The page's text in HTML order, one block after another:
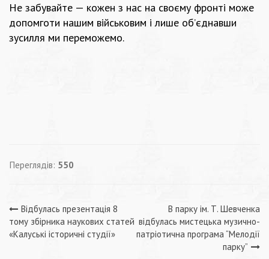
Не забувайте — кожен з нас на своєму фронті може
допомготи нашим військовим і лише об’єднавши
зусилля ми переможемо.
Переглядів: 550
Навігація
записів
Відбулась презентація 8
тому збірника наукових статей
«Калуські історичні студії»
В парку ім. Т. Шевченка
відбулась мистецька музично-
патріотична програма “Мелодії
парку”